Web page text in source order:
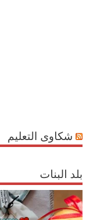
شكاوى التعليم
بلد البنات